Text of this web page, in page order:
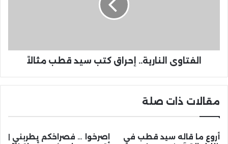
الفتاوى النارية.. إحراق كتب سيد قطب مثالاً
مقالات ذات صلة
أروع ما قاله سيد قطب في
اصرخوا … فصراخكم يطربني |